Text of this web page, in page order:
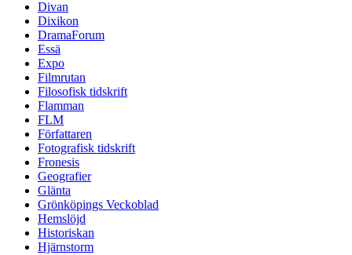
Divan
Dixikon
DramaForum
Essä
Expo
Filmrutan
Filosofisk tidskrift
Flamman
FLM
Författaren
Fotografisk tidskrift
Fronesis
Geografier
Glänta
Grönköpings Veckoblad
Hemslöjd
Historiskan
Hjärnstorm